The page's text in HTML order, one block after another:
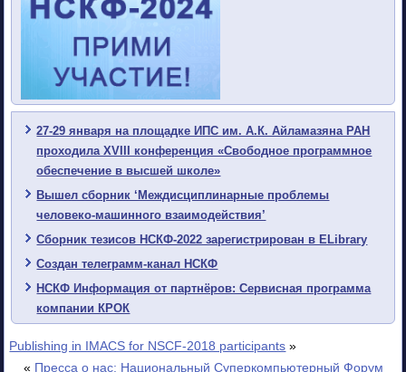
27-29 января на площадке ИПС им. А.К. Айламазяна РАН
проходила XVIII конференция «Свободное программное
обеспечение в высшей школе»
Вышел сборник ‘Междисциплинарные проблемы
человеко-машинного взаимодействия’
Сборник тезисов НСКФ-2022 зарегистрирован в ELibrary
Создан телеграмм-канал НСКФ
НСКФ Информация от партнёров: Сервисная программа
компании КРОК
Publishing in IMACS for NSCF-2018 participants »
« Пресса о нас: Национальный Суперкомпьютерный Форум